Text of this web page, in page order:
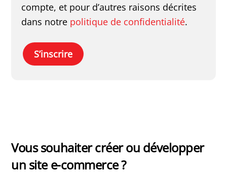
compte, et pour d’autres raisons décrites
dans notre politique de confidentialité.
S’inscrire
Vous souhaiter créer ou développer
un site e-commerce ?